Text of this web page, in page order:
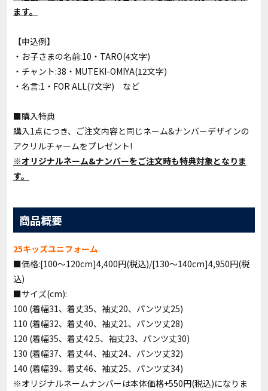
ます。
【申込例】
・お子さまの名前:10・TARO(4文字)
・チャント:38・MUTEKI-OMIYA(12文字)
・名言:1・FOR ALL(7文字) など
■購入特典
購入1点につき、ご注文内容と同じネーム&ナンバーデザインの
アクリルチャームをプレゼント!
※オリジナルネーム&ナンバーをご注文時も特典対象となりま
す。
商品概要
25キッズユニフォーム
■価格:[100～120cm]4,400円(税込)/[130～140cm]4,950円(税
込)
■サイズ(cm):
100 (着幅31、着丈35、袖丈20、パンツ丈25)
110 (着幅32、着丈40、袖丈21、パンツ丈28)
120 (着幅35、着丈42.5、袖丈23、パンツ丈30)
130 (着幅37、着丈44、袖丈24、パンツ丈32)
140 (着幅39、着丈46、袖丈25、パンツ丈34)
※オリジナルネームナンバーは本体価格+550円(税込)になりま